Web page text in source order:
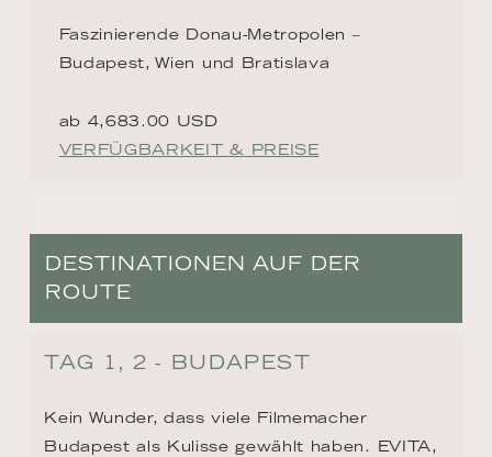
Faszinierende Donau-Metropolen –
Budapest, Wien und Bratislava
ab 4,683.00 USD
VERFÜGBARKEIT & PREISE
DESTINATIONEN AUF DER
ROUTE
TAG 1, 2 - BUDAPEST
Kein Wunder, dass viele Filmemacher
Budapest als Kulisse gewählt haben. EVITA,